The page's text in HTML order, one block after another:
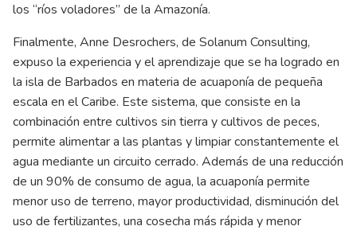
los “ríos voladores” de la Amazonía.
Finalmente, Anne Desrochers, de Solanum Consulting,
expuso la experiencia y el aprendizaje que se ha logrado en
la isla de Barbados en materia de acuaponía de pequeña
escala en el Caribe. Este sistema, que consiste en la
combinación entre cultivos sin tierra y cultivos de peces,
permite alimentar a las plantas y limpiar constantemente el
agua mediante un circuito cerrado. Además de una reducción
de un 90% de consumo de agua, la acuaponía permite
menor uso de terreno, mayor productividad, disminución del
uso de fertilizantes, una cosecha más rápida y menor